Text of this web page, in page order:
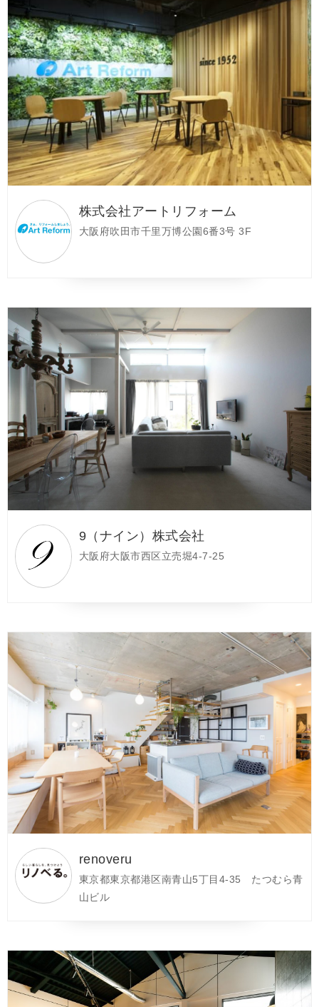
株式会社アートリフォーム
大阪府吹田市千里万博公園6番3号 3F
9（ナイン）株式会社
大阪府大阪市西区立売堀4-7-25
renoveru
東京都東京都港区南青山5丁目4‐35 たつむら青
山ビル